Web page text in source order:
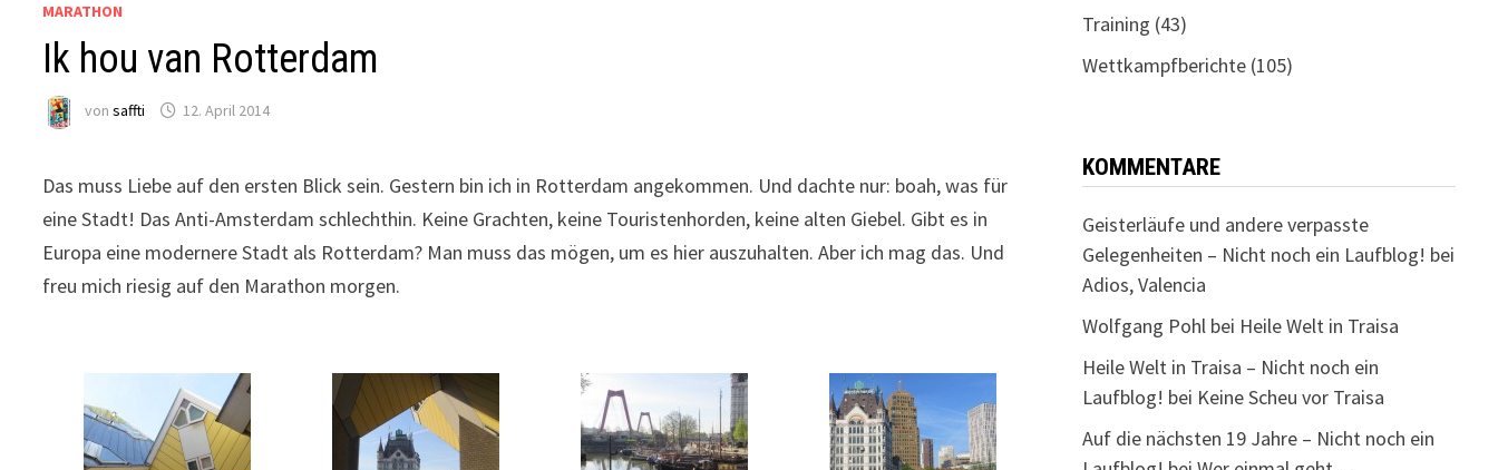
MARATHON
Ik hou van Rotterdam
vonsaffti 12. April 2014
Das muss Liebe auf den ersten Blick sein. Gestern bin ich in Rotterdam angekommen. Und dachte nur: boah, was für
eine Stadt! Das Anti-Amsterdam schlechthin. Keine Grachten, keine Touristenhorden, keine alten Giebel. Gibt es in
Europa eine modernere Stadt als Rotterdam? Man muss das mögen, um es hier auszuhalten. Aber ich mag das. Und
freu mich riesig auf den Marathon morgen.
Training (43)
Wettkampfberichte(105)
KOMMENTARE
Geisterläufe und andere verpasste
Gelegenheiten – Nicht noch ein Laufblog! bei
Adios, Valencia
Wolfgang Pohlbei Heile Welt in Traisa
Heile Welt in Traisa – Nicht noch ein
Laufblog! bei Keine Scheu vor Traisa
Auf die nächsten 19 Jahre – Nicht noch ein